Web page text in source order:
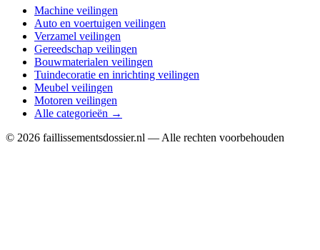
Machine veilingen
Auto en voertuigen veilingen
Verzamel veilingen
Gereedschap veilingen
Bouwmaterialen veilingen
Tuindecoratie en inrichting veilingen
Meubel veilingen
Motoren veilingen
Alle categorieën →
© 2026 faillissementsdossier.nl — Alle rechten voorbehouden